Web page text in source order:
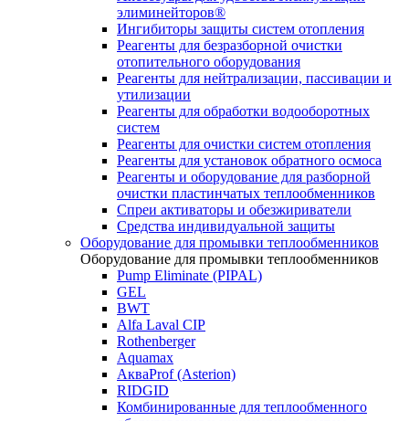
элиминейторов®
Ингибиторы защиты систем отопления
Реагенты для безразборной очистки
отопительного оборудования
Реагенты для нейтрализации, пассивации и
утилизации
Реагенты для обработки водооборотных
систем
Реагенты для очистки систем отопления
Реагенты для установок обратного осмоса
Реагенты и оборудование для разборной
очистки пластинчатых теплообменников
Спреи активаторы и обезжириватели
Средства индивидуальной защиты
Оборудование для промывки теплообменников
Оборудование для промывки теплообменников
Pump Eliminate (PIPAL)
GEL
BWT
Alfa Laval CIP
Rothenberger
Aquamax
АкваProf (Asterion)
RIDGID
Комбинированные для теплообменного